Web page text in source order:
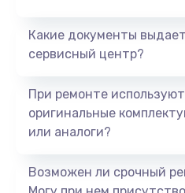
Какие документы выдает
сервисный центр?
При ремонте
оригинальные
или аналоги?
Возможен ли срочный